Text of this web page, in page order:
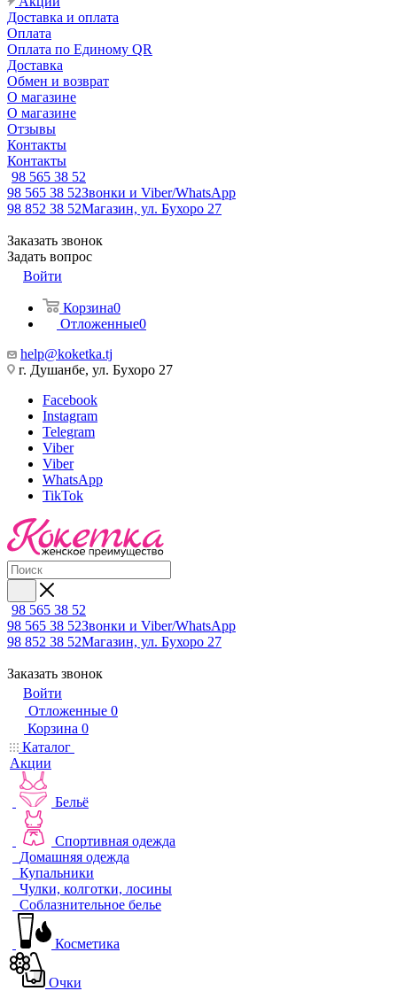
Доставка и оплата
Оплата
Оплата по Единому QR
Доставка
Обмен и возврат
О магазине
О магазине
Отзывы
Контакты
Контакты
98 565 38 52
98 565 38 52Звонки и Viber/WhatsApp
98 852 38 52Магазин, ул. Бухоро 27
Заказать звонок
Задать вопрос
Войти
Корзина0
Отложенные0
help@koketka.tj
г. Душанбе, ул. Бухоро 27
Facebook
Instagram
Telegram
Viber
Viber
WhatsApp
TikTok
98 565 38 52
98 565 38 52Звонки и Viber/WhatsApp
98 852 38 52Магазин, ул. Бухоро 27
Заказать звонок
Войти
Отложенные 0
Корзина 0
Каталог
Акции
Бельё
Спортивная одежда
Домашняя одежда
Купальники
Чулки, колготки, лосины
Соблазнительное белье
Косметика
Очки